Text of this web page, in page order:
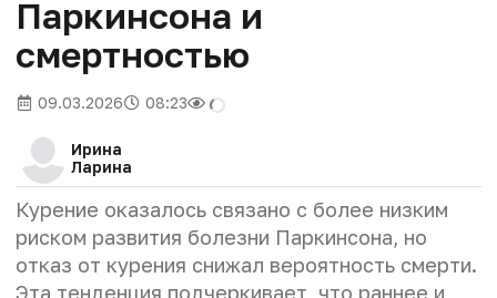
Паркинсона и
смертностью
09.03.2026 08:23
Ирина
Ларина
Курение оказалось связано с более низким
риском развития болезни Паркинсона, но
отказ от курения снижал вероятность смерти.
Эта тенденция подчеркивает, что раннее и